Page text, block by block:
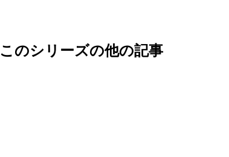
このシリーズの他の記事